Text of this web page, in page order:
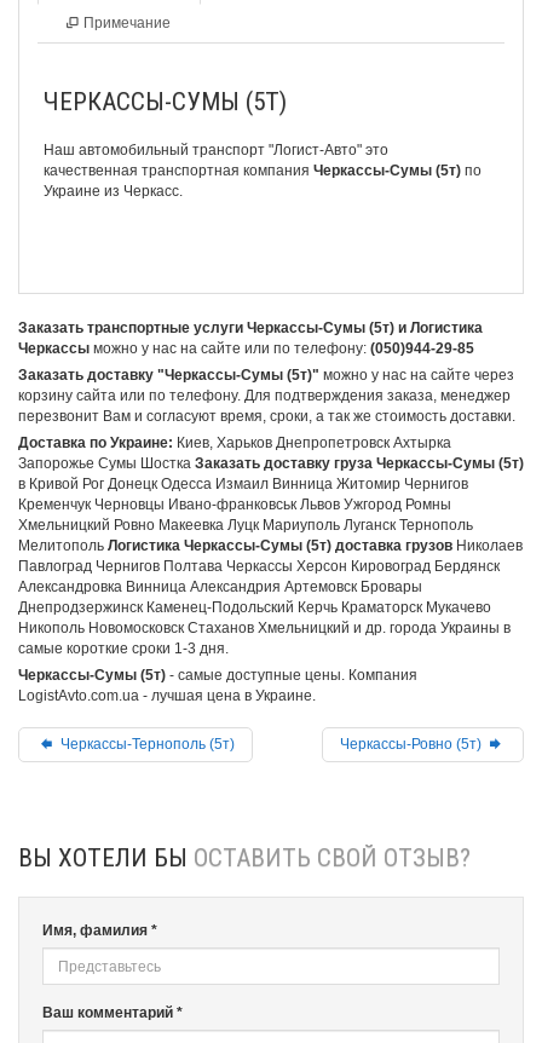
Примечание
ЧЕРКАССЫ-СУМЫ (5Т)
Наш автомобильный транспорт "Логист-Авто" это
качественная транспортная компания Черкассы-Сумы (5т) по
Украине из Черкасс.
Заказать транспортные услуги Черкассы-Сумы (5т) и Логистика
Черкассы можно у нас на сайте или по телефону: (050)944-29-85
Заказать доставку "Черкассы-Сумы (5т)" можно у нас на сайте через
корзину сайта или по телефону. Для подтверждения заказа, менеджер
перезвонит Вам и согласуют время, сроки, а так же стоимость доставки.
Доставка по Украине: Киев, Харьков Днепропетровск Ахтырка
Запорожье Сумы Шостка Заказать доставку груза Черкассы-Сумы (5т)
в Кривой Рог Донецк Одесса Измаил Винница Житомир Чернигов
Кременчук Черновцы Ивано-франковськ Львов Ужгород Ромны
Хмельницкий Ровно Макеевка Луцк Мариуполь Луганск Тернополь
Мелитополь Логистика Черкассы-Сумы (5т) доставка грузов Николаев
Павлоград Чернигов Полтава Черкассы Херсон Кировоград Бердянск
Александровка Винница Александрия Артемовск Бровары
Днепродзержинск Каменец-Подольский Керчь Краматорск Мукачево
Никополь Новомосковск Стаханов Хмельницкий и др. города Украины в
самые короткие сроки 1-3 дня.
Черкассы-Сумы (5т) - самые доступные цены. Компания
LogistAvto.com.ua - лучшая цена в Украине.
Черкассы-Тернополь (5т) Черкассы-Ровно (5т)
ВЫ ХОТЕЛИ БЫ ОСТАВИТЬ СВОЙ ОТЗЫВ?
Имя, фамилия *
Ваш комментарий *